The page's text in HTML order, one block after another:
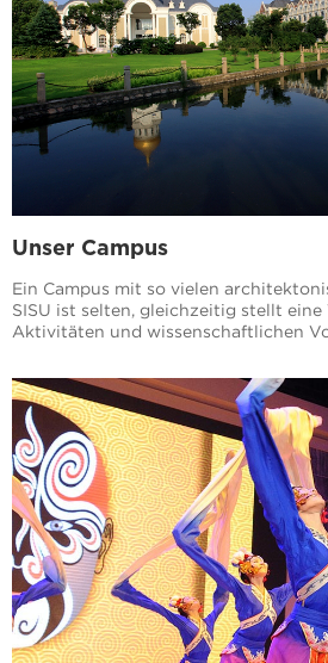
Unser Campus
Ein Campus mit so vielen
SISU ist selten, gleichzeitig stellt
Aktivitäten und wissenschaftlichen